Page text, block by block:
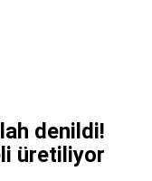
denildi!
üretiliyor